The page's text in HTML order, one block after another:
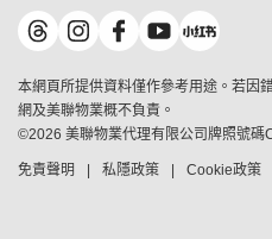
轉按計算機
繳款方式
屋苑成交排行榜
地區百科
美聯精英會
美善會
地產代理管理協會
申報已遞交的購樓意向登記
美聯物業
鋑聯控股*
美聯工商舖*
美聯中國
美聯澳門
美聯金融集團
本網頁所提供資料僅作參考用途。若因
網及美聯物業概不負責。
©2026 美聯物業代理有限公司牌照號碼
免責聲明 私隱政策 Cookie政策